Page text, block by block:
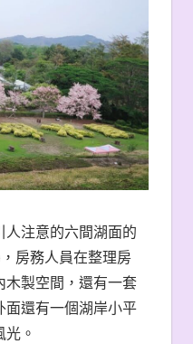
注意的六間湖面的
房務人員在整理房
木製空間，還有一套
還有一個湖岸小平
。